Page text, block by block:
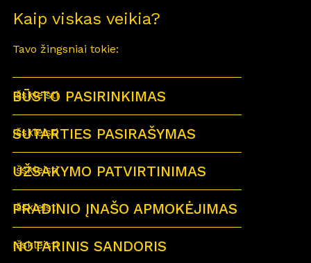
Kaip viskas veikia?
Tavo žingsniai tokie:
Išskleisti
BŪSTO PASIRINKIMAS
Išskleisti
SUTARTIES PASIRAŠYMAS
Išskleisti
UŽSAKYMO PATVIRTINIMAS
Išskleisti
PRADINIO ĮNAŠO APMOKĖJIMAS
Išskleisti
NOTARINIS SANDORIS